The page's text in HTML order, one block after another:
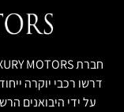
דרשו רכבי יוקרה
על ידי היבואנים